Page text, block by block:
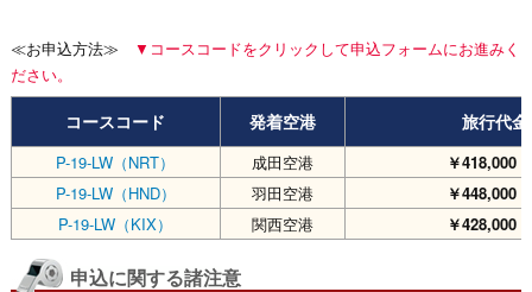
≪お申込方法≫
▼コースコードをクリックして申込フォームにお進みく
ださい。
コースコード 発着空港 旅行代
P-19-LW（NRT） 成田空港 ￥418,000
P-19-LW（HND）
羽田空港 ￥448,000
P-19-LW（KIX）
関西空港 ￥428,000
申込に関する諸注意